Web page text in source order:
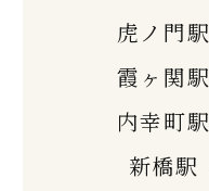
虎ノ門駅
霞ヶ関駅
内幸町駅
新橋駅